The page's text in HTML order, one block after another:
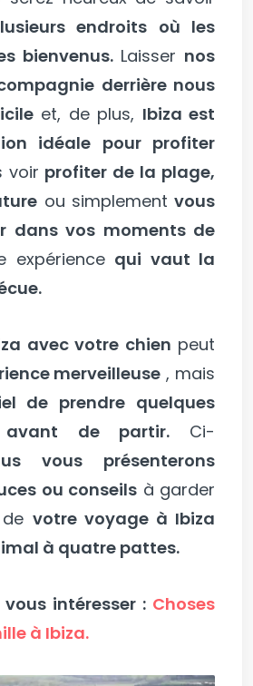
endroits où les
bienvenus.Laisser nos
derrière nous
et, de plus, Ibiza est
idéale pour profiter
voir profiter de la plage,
ou simplementvous
dans vos moments de
expérience qui vaut la
avec votre chien peut
merveilleuse , mais
de prendre quelques
avant de partir.Ci-
vous présenterons
ou conseils à garder
votre voyage à Ibiza
à quatre pattes.
intéresser : Choses
à Ibiza.